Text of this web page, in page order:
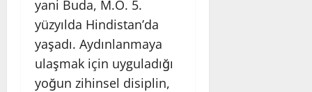
yani Buda, M.Ö. 5.
yüzyılda Hindistan’da
yaşadı. Aydınlanmaya
ulaşmak için uyguladığı
yoğun zihinsel disiplin,